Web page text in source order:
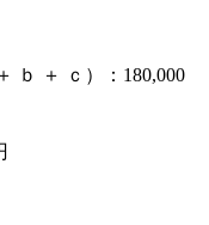
ｂ ＋ ｃ）：180,000